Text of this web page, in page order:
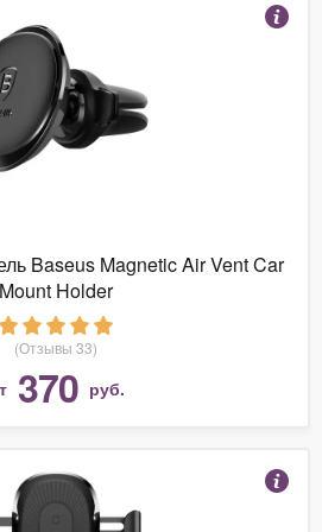
Baseus Magnetic Air Vent Car
Mount Holder
(Отзывы 33)
370 руб.